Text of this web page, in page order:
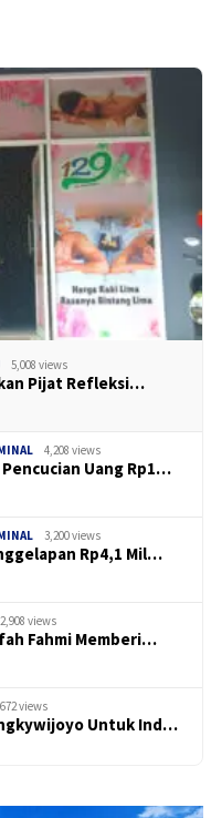
5,008 views
Pijat Refleksi…
4,208 views
Uang Rp1…
3,200 views
Rp4,1 Mil…
2,908 views
Fahmi Memberi…
views
Untuk Ind…